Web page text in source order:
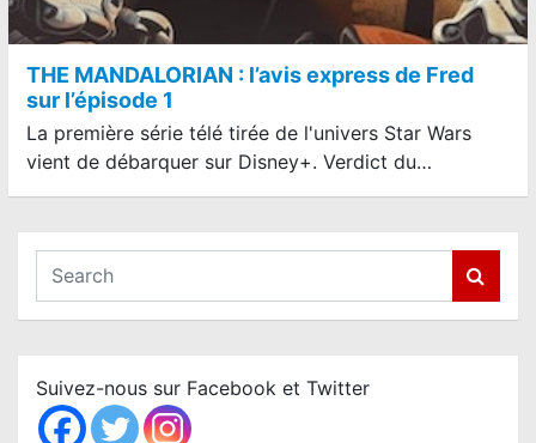
THE MANDALORIAN : l’avis express de Fred
sur l’épisode 1
La première série télé tirée de l'univers Star Wars
vient de débarquer sur Disney+. Verdict du…
a
c
h
Suivez-nous sur Facebook et Twitter